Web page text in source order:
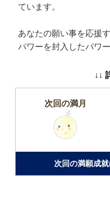
ています。
あなたの願い事を応援
パワーを封入したパワ
↓↓
次回の満月
次回の満願成